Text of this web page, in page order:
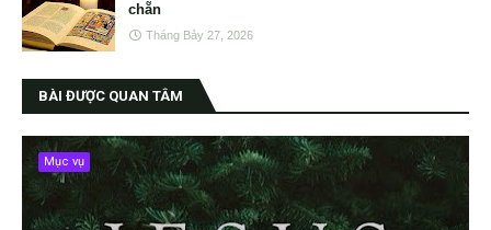
chẵn
Tháng Bảy 27, 2026
BÀI ĐƯỢC QUAN TÂM
Mục vụ